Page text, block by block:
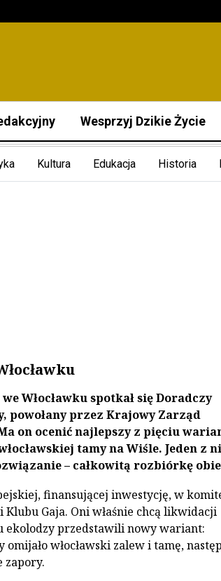
Wesprzyj Dzikie Życie
Kultura Edukacja Historia
Włocławku spotkał się Doradczy
powołany przez Krajowy Zarząd
on ocenić najlepszy z pięciu
tamy na Wiśle. Jeden z
– całkowitą rozbiórkę
finansującej inwestycję, w
Gaja. Oni właśnie chcą likwidacji
ekolodzy przedstawili nowy wariant:
włocławski zalew i tamę,
zapory.